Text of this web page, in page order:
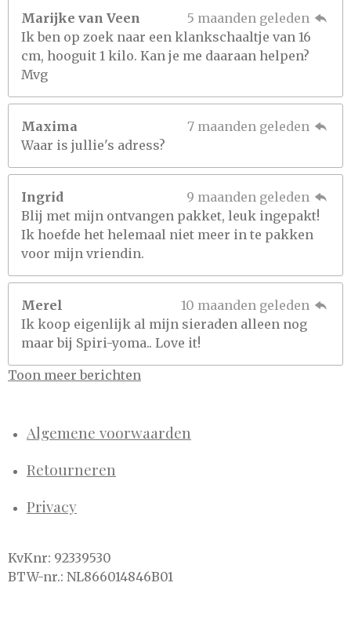
Marijke van Veen
5 maanden geleden
Ik ben op zoek naar een klankschaaltje van 16
cm, hooguit 1 kilo. Kan je me daaraan helpen?
Mvg
Maxima
7 maanden geleden
Waar is jullie's adress?
Ingrid
9 maanden geleden
Blij met mijn ontvangen pakket, leuk ingepakt!
Ik hoefde het helemaal niet meer in te pakken
voor mijn vriendin.
Merel
10 maanden geleden
Ik koop eigenlijk al mijn sieraden alleen nog
maar bij Spiri-yoma.. Love it!
Toon meer berichten
Algemene voorwaarden
Retourneren
Privacy
KvKnr: 92339530
BTW-nr.: NL866014846B01